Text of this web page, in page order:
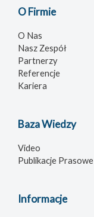
O Firmie
O Nas
Nasz Zespół
Partnerzy
Referencje
Kariera
Baza Wiedzy
Video
Publikacje Prasowe
Informacje